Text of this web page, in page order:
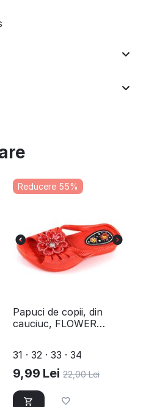
Reducere 55%
Papuci de copii, din
cauciuc, FLOWER
31 · 32 · 33 · 34
9,99 Lei 22,00 Lei